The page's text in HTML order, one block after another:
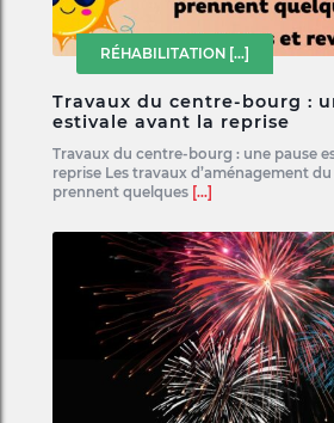
RÉHABILITATION [...]
Travaux du centre-bourg :
estivale avant la reprise
Travaux du centre-bourg : une pause
reprise Les travaux d’aménagement
prennent quelques [...]